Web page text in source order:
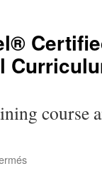
Chatbot
Framework
course
sur